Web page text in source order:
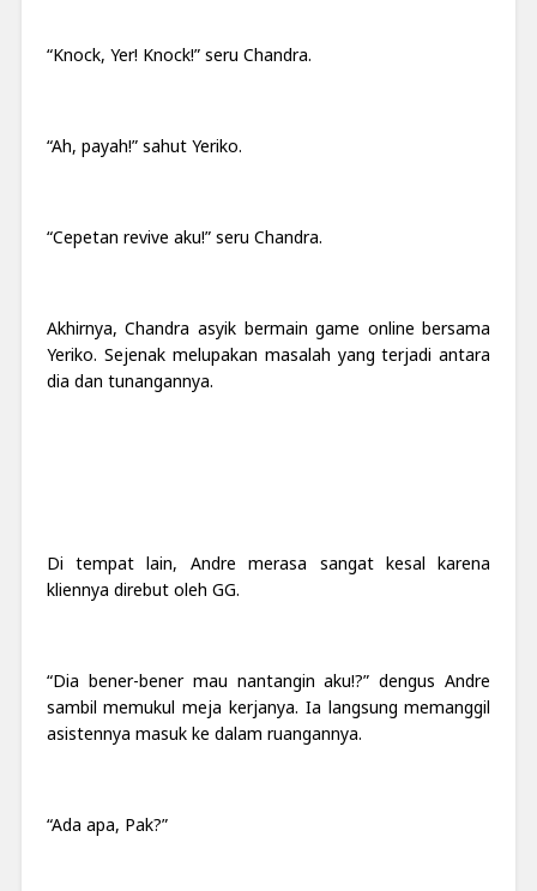
“Knock, Yer! Knock!” seru Chandra.
“Ah, payah!” sahut Yeriko.
“Cepetan revive aku!” seru Chandra.
Akhirnya, Chandra asyik bermain game online bersama
Yeriko. Sejenak melupakan masalah yang terjadi antara
dia dan tunangannya.
Di tempat lain, Andre merasa sangat kesal karena
kliennya direbut oleh GG.
“Dia bener-bener mau nantangin aku!?” dengus Andre
sambil memukul meja kerjanya. Ia langsung memanggil
asistennya masuk ke dalam ruangannya.
“Ada apa, Pak?”